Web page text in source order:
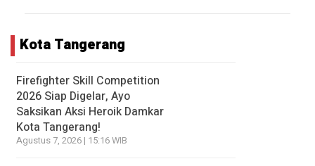
Kota Tangerang
Firefighter Skill Competition
2026 Siap Digelar, Ayo
Saksikan Aksi Heroik Damkar
Kota Tangerang!
Agustus 7, 2026 | 15:16 WIB